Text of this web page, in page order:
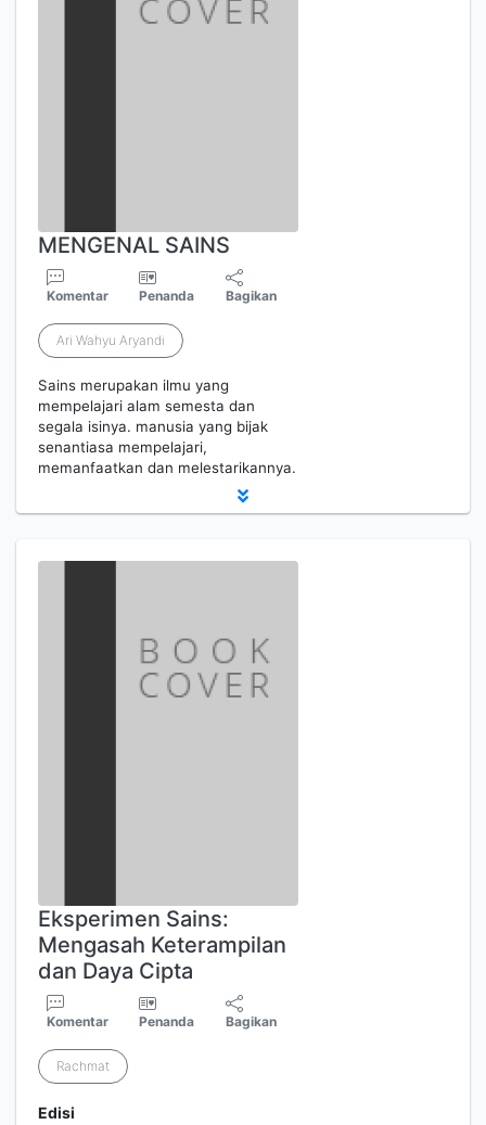
MENGENAL SAINS
Komentar Penanda Bagikan
Ari Wahyu Aryandi
Sains merupakan ilmu yang
mempelajari alam semesta dan
segala isinya. manusia yang bijak
senantiasa mempelajari,
memanfaatkan dan melestarikannya.
Eksperimen Sains:
Mengasah Keterampilan
dan Daya Cipta
Komentar Penanda Bagikan
Rachmat
Edisi